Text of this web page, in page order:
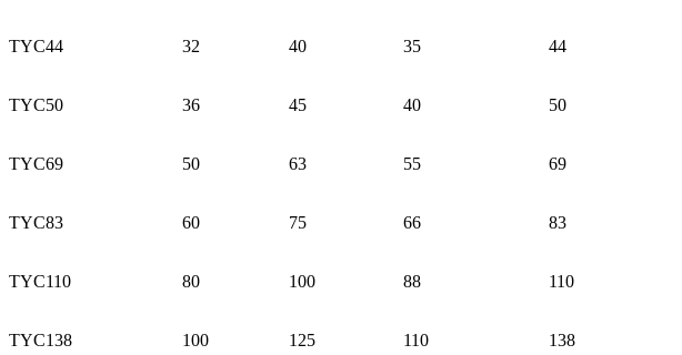
TYC44 32 40 35 44
TYC50 36 45 40 50
TYC69 50 63 55 69
TYC83 60 75 66 83
TYC110 80 100 88 110
TYC138 100 125 110 138